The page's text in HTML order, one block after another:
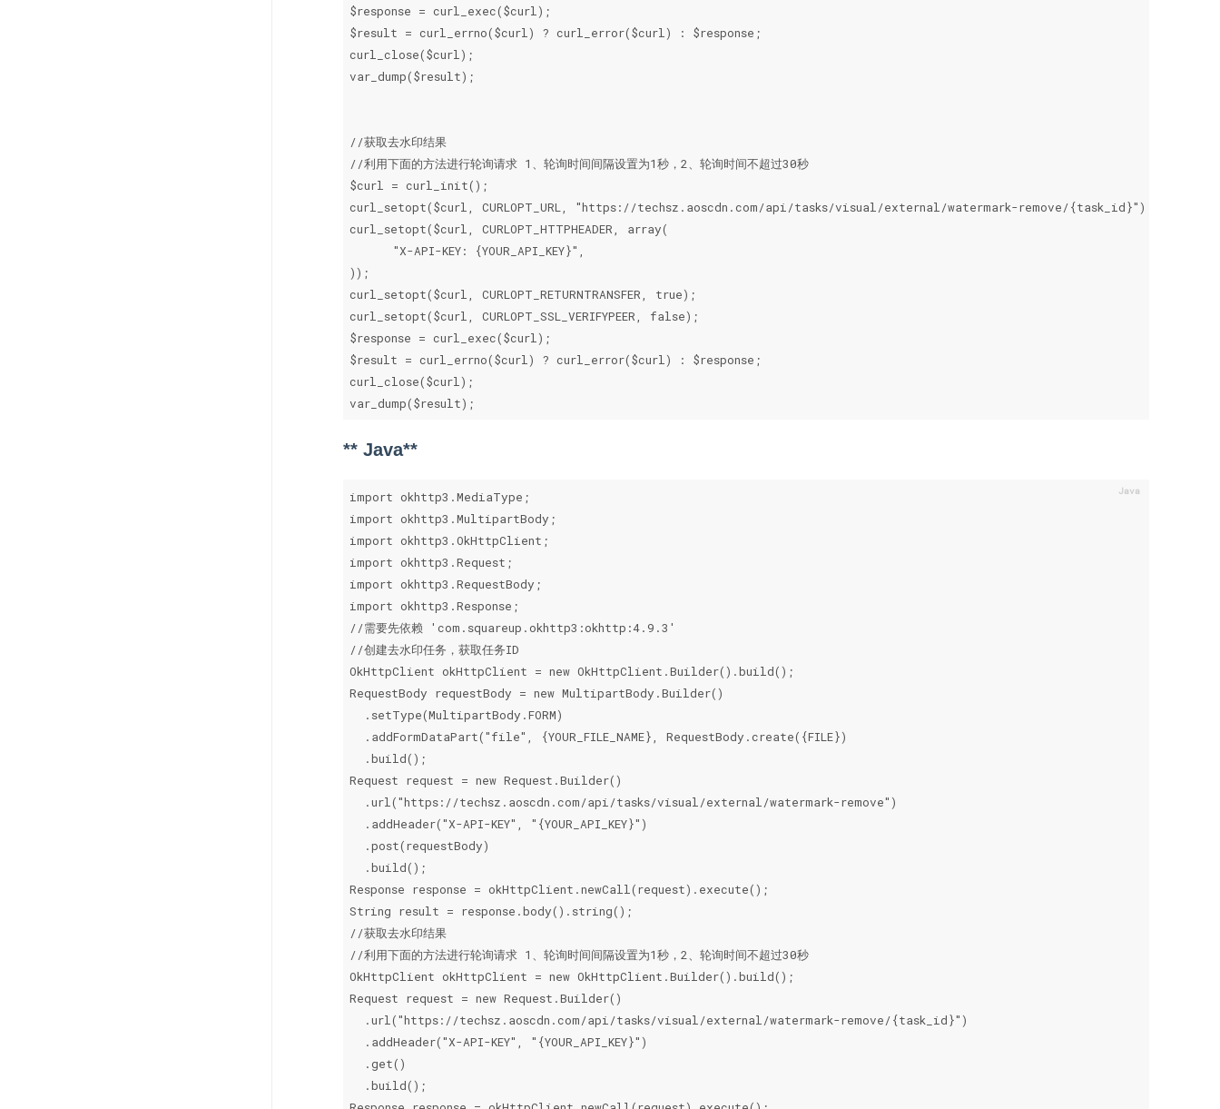
$response = curl_exec($curl);
$result = curl_errno($curl) ? curl_error($curl) : $response;
curl_close($curl);
var_dump($result);
//获取去水印结果
//利用下面的方法进行轮询请求 1、轮询时间间隔设置为1秒，2、轮询时间不超过30秒
$curl = curl_init();
curl_setopt($curl, CURLOPT_URL, "https://techsz.aoscdn.com/api/tasks/visual/external/watermark-remove/{task_id}");
curl_setopt($curl, CURLOPT_HTTPHEADER, array(
      "X-API-KEY: {YOUR_API_KEY}",
));
curl_setopt($curl, CURLOPT_RETURNTRANSFER, true);
curl_setopt($curl, CURLOPT_SSL_VERIFYPEER, false);
$response = curl_exec($curl);
$result = curl_errno($curl) ? curl_error($curl) : $response;
curl_close($curl);
var_dump($result);
** Java**
import okhttp3.MediaType;
import okhttp3.MultipartBody;
import okhttp3.OkHttpClient;
import okhttp3.Request;
import okhttp3.RequestBody;
import okhttp3.Response;
//需要先依赖 'com.squareup.okhttp3:okhttp:4.9.3'
//创建去水印任务，获取任务ID
OkHttpClient okHttpClient = new OkHttpClient.Builder().build();
RequestBody requestBody = new MultipartBody.Builder()
  .setType(MultipartBody.FORM)
  .addFormDataPart("file", {YOUR_FILE_NAME}, RequestBody.create({FILE})
  .build();
Request request = new Request.Builder()
  .url("https://techsz.aoscdn.com/api/tasks/visual/external/watermark-remove")
  .addHeader("X-API-KEY", "{YOUR_API_KEY}")
  .post(requestBody)
  .build();
Response response = okHttpClient.newCall(request).execute();
String result = response.body().string();
//获取去水印结果
//利用下面的方法进行轮询请求 1、轮询时间间隔设置为1秒，2、轮询时间不超过30秒
OkHttpClient okHttpClient = new OkHttpClient.Builder().build();
Request request = new Request.Builder()
  .url("https://techsz.aoscdn.com/api/tasks/visual/external/watermark-remove/{task_id}")
  .addHeader("X-API-KEY", "{YOUR_API_KEY}")
  .get()
  .build();